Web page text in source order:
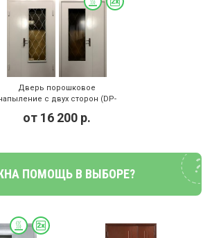
Дверь порошковое
с двух сторон (DP-
от 16 200 р.
ПОМОЩЬ В ВЫБОРЕ?